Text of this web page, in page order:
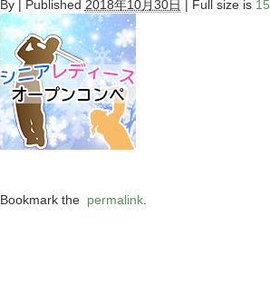
By | Published 2018年10月30日 | Full size is
Bookmark thepermalink.